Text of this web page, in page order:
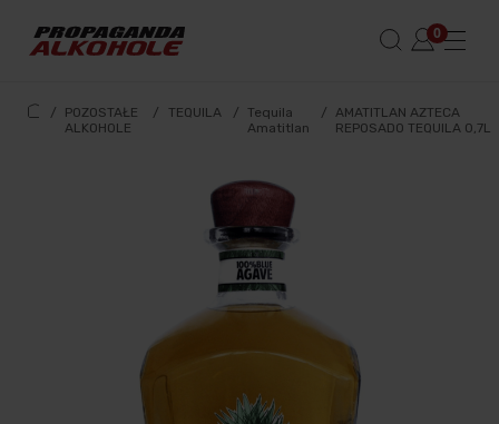
/
POZOSTAŁE
ALKOHOLE
/ TEQUILA / Tequila
Amatitlan
/ AMATITLAN AZTECA
REPOSADO TEQUILA 0,7L